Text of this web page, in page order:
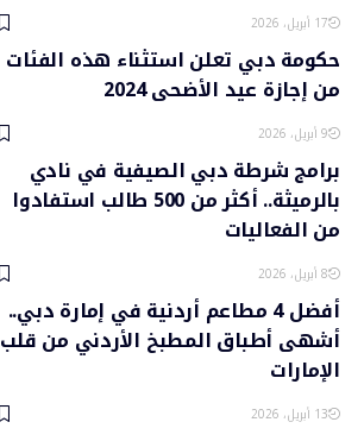
17 أبريل، 2026
حكومة دبي تعلن استثناء هذه الفئات
من إجازة عيد الأضحى 2024
9 أبريل، 2026
برامج شرطة دبي الصيفية في نادي
بالرميثة.. أكثر من 500 طالب استفادوا
من الفعاليات
8 أبريل، 2026
أفضل 4 مطاعم أردنية في إمارة دبي..
أشهى أطباق المطبخ الأردني من قلب
الإمارات
13 أبريل، 2026